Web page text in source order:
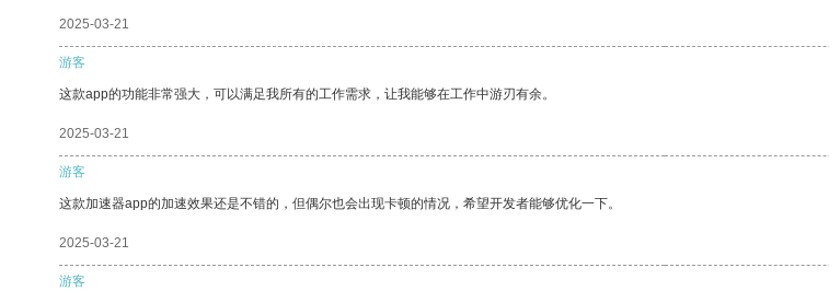
2025-03-21
游客
这款app的功能非常强大，可以满足我所有的工作需求，让我能够在工作中游刃有余。
2025-03-21
游客
这款加速器app的加速效果还是不错的，但偶尔也会出现卡顿的情况，希望开发者能够优化一下。
2025-03-21
游客